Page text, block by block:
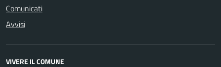
Comunicati
Avvisi
VIVERE IL COMUNE